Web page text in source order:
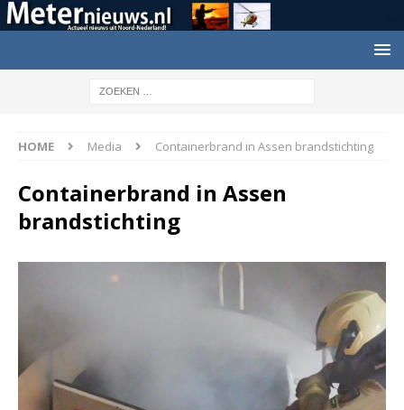
HOME Media Containerbrand in Assen brandstichting
Containerbrand in Assen
brandstichting